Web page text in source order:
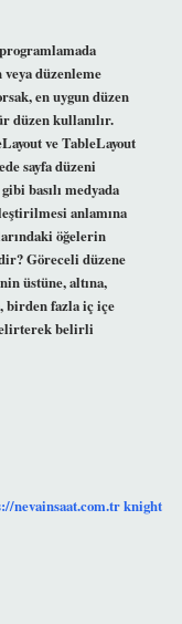
düzenleme
en uygun düzen
düzen kullanılır.
ve TableLayout
sayfa düzeni
basılı medyada
anlamına
öğelerin
Göreceli düzene
üstüne, altına,
birden fazla iç içe
belirli
nevainsaat.com.trknight